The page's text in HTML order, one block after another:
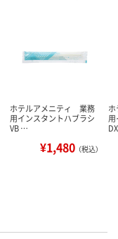
ホテルアメニティ 業務
用インスタントハブラシ
VB …
¥1,480 （税込）